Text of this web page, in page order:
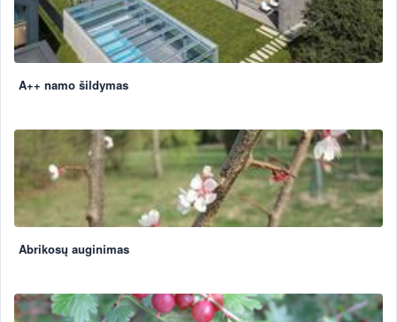
A++ namo šildymas
Abrikosų auginimas